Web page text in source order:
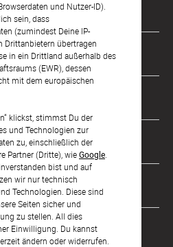
und Nutzer-ID).
sein, dass
(zumindest Deine IP-
Drittanbietern übertragen
in ein Drittland außerhalb des
(EWR), dessen
mit dem europäischen
klickst, stimmst Du der
und Technologien zur
zu, einschließlich der
Partner (Dritte), wieGoogle
bist und auf
wir nur technisch
Technologien. Diese sind
Seiten sicher und
zu stellen. All dies
Einwilligung. Du kannst
ändern oder widerrufen.